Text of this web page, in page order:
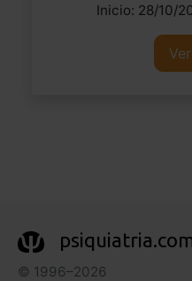
Inicio: 28/10/
© 1996–2026